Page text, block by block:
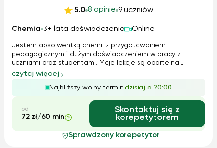
5.0 8 opinie 9 uczniów
Chemia 3+ lata doświadczenia Online
Jestem absolwentką chemii z przygotowaniem
pedagogicznym i dużym doświadczeniem w pracy z
uczniami oraz studentami. Moje lekcje są oparte na
praktyce – uczę, jak skutecznie rozwiązywać zadania,
korzystając z logicznych skojarzeń. Zajmuję się także pracą
w laboratorium, więc mogę wprowadzić elementy ...
czytaj więcej
Najbliższy wolny termin:dzisiaj o 20:00
od
72 zł/60 min
Skontaktuj się z
korepetytorem
Sprawdzony korepetytor